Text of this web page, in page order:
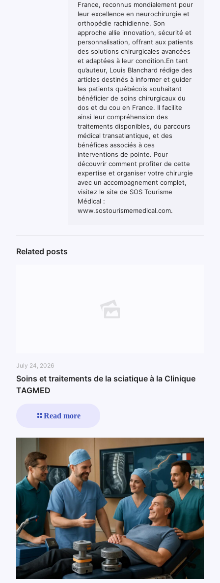
France, reconnus mondialement pour
leur excellence en neurochirurgie et
orthopédie rachidienne. Son
approche allie innovation, sécurité et
personnalisation, offrant aux patients
des solutions chirurgicales avancées
et adaptées à leur condition.En tant
qu’auteur, Louis Blanchard rédige des
articles destinés à informer et guider
les patients québécois souhaitant
bénéficier de soins chirurgicaux du
dos et du cou en France. Il facilite
ainsi leur compréhension des
traitements disponibles, du parcours
médical transatlantique, et des
bénéfices associés à ces
interventions de pointe. Pour
découvrir comment profiter de cette
expertise et organiser votre chirurgie
avec un accompagnement complet,
visitez le site de SOS Tourisme
Médical :
www.sostourismemedical.com.
Related posts
July 24, 2026
Soins et traitements de la sciatique à la Clinique
TAGMED
Read more